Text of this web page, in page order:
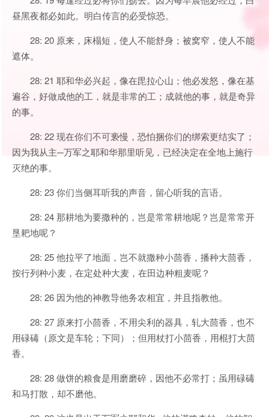
昼黑夜都必如此。明白传言的必受惊恐。
28: 20 原来，床榻短，使人不能舒身；被窝窄，使人不能
遮体。
28: 21 耶和华必兴起，像在毘拉心山；他必发怒，像在基
遍谷，好做成他的工，就是非常的工；成就他的事，就是奇异
的事。
28: 22 现在你们不可亵慢，恐怕捆你们的绑索更结实了；
因为我从主─万军之耶和华那里听见，已经决定在全地上施行
灭绝的事。
28: 23 你们当侧耳听我的声音，留心听我的言语。
28: 24 那耕地为要撒种的，岂是常常耕地呢？岂是常常开
垦耙地呢？
28: 25 他拉平了地面，岂不就撒种小茴香，播种大茴香，
按行列种小麦，在定处种大麦，在田边种粗麦呢？
28: 26 因为他的神教导他务农相宜，并且指教他。
28: 27 原来打小茴香，不用尖利的器具，轧大茴香，也不
用碌碡（原文是车轮；下同）；但用杖打小茴香，用棍打大茴
香。
28: 28 做饼的粮食是用磨磨碎，因他不必常打；虽用碌碡
和马打散，却不磨他。